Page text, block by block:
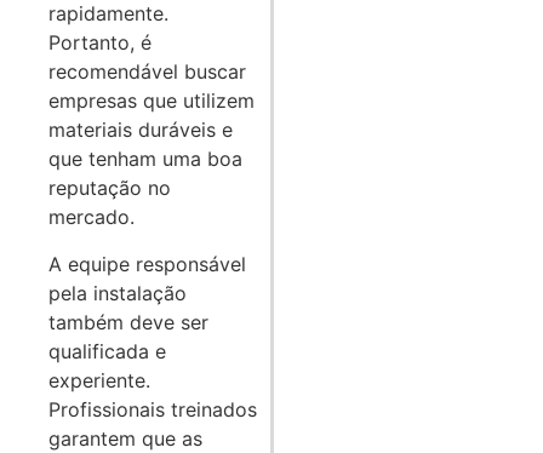
rapidamente.
Portanto, é
recomendável buscar
empresas que utilizem
materiais duráveis e
que tenham uma boa
reputação no
mercado.
A equipe responsável
pela instalação
também deve ser
qualificada e
experiente.
Profissionais treinados
garantem que as